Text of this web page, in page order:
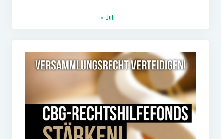
« Juli